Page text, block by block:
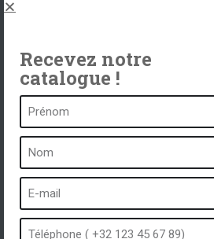
Qu’est-ce qu’un spa ?
Bain à bulles
Spa intérieur
Spa extérieur
Recevez notre
catalogue !